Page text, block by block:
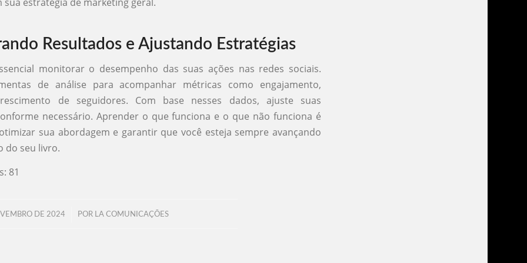
Resultados e Ajustando Estratégias
monitorar o desempenho das suas ações nas redes sociais.
de análise para acompanhar métricas como engajamento,
de seguidores. Com base nesses dados, ajuste suas
necessário. Aprender o que funciona e o que não funciona é
sua abordagem e garantir que você esteja sempre avançando
do seu livro.
81
DE 2024
/ POR LA COMUNICAÇÕES